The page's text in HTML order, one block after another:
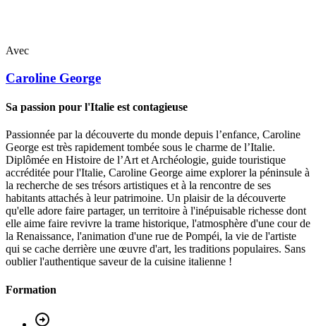
Avec
Caroline George
Sa passion pour l'Italie est contagieuse
Passionnée par la découverte du monde depuis l’enfance, Caroline
George est très rapidement tombée sous le charme de l’Italie.
Diplômée en Histoire de l’Art et Archéologie, guide touristique
accréditée pour l'Italie, Caroline George aime explorer la péninsule à
la recherche de ses trésors artistiques et à la rencontre de ses
habitants attachés à leur patrimoine. Un plaisir de la découverte
qu'elle adore faire partager, un territoire à l'inépuisable richesse dont
elle aime faire revivre la trame historique, l'atmosphère d'une cour de
la Renaissance, l'animation d'une rue de Pompéi, la vie de l'artiste
qui se cache derrière une œuvre d'art, les traditions populaires. Sans
oublier l'authentique saveur de la cuisine italienne !
Formation